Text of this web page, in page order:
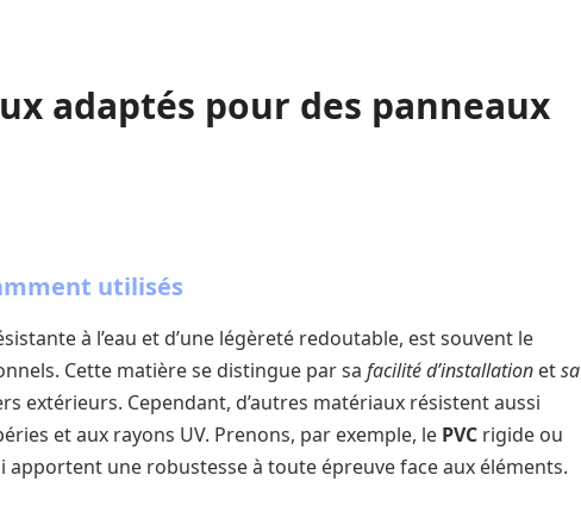
adaptés pour des panneaux
utilisés
à l’eau et d’une légèreté redoutable, est souvent le
Cette matière se distingue par sa facilité d’installation etsa
extérieurs. Cependant, d’autres matériaux résistent aussi
et aux rayons UV. Prenons, par exemple, le PVC rigide ou
apportent une robustesse à toute épreuve face aux éléments.